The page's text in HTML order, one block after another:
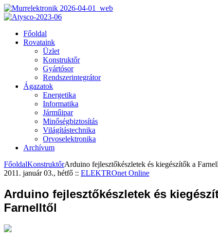
Főoldal
Rovataink
Üzlet
Konstruktőr
Gyártósor
Rendszerintegrátor
Ágazatok
Energetika
Informatika
Járműipar
Minőségbiztosítás
Világítástechnika
Orvoselektronika
Archívum
FőoldalKonstruktőrArduino fejlesztőkészletek és kiegészítők a
2011. január 03., hétfő :: ELEKTROnet Online
Arduino fejlesztőkészletek és
Farnelltől